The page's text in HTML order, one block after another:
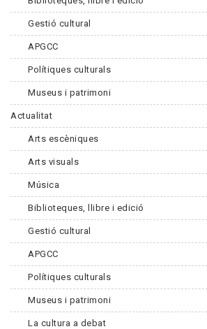
Gestió cultural
APGCC
Polítiques culturals
Museus i patrimoni
Actualitat
Arts escèniques
Arts visuals
Música
Biblioteques, llibre i edició
Gestió cultural
APGCC
Polítiques culturals
Museus i patrimoni
La cultura a debat